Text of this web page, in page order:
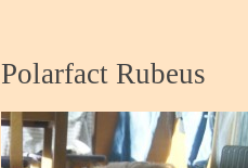
Polarfact Rubeus